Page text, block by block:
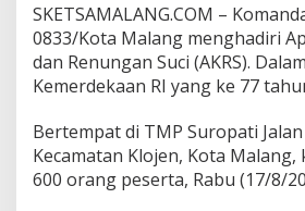
t
a
n
a
R
e
n
SKETSAMALANG.COM –
0833/Kota Malang menghadiri
dan Renungan Suci (AKRS).
Kemerdekaan RI yang ke 77
Bertempat di TMP Suropati
Kecamatan Klojen, Kota
600 orang peserta, Rabu (17/8/